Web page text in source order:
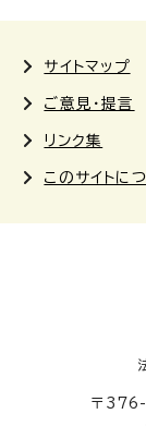
サイトマップ
ご意見・提言
リンク集
このサイトに
〒